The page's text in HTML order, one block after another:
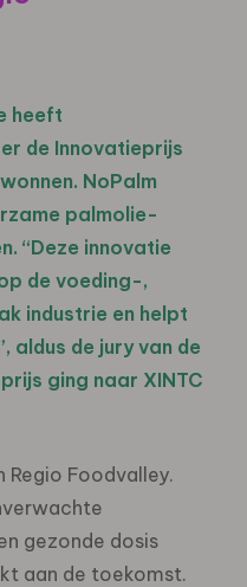
heeft
de Innovatieprijs
NoPalm
palmolie-
“Deze innovatie
de voeding-,
industrie en helpt
aldus de jury van de
ging naar XINTC
Regio Foodvalley.
gezonde dosis
aan de toekomst.